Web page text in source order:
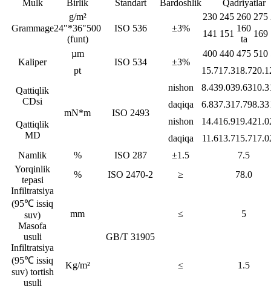
Mulk Birlik Standart Bardoshlik Qadriyatlar
Grammage
g/m²
ISO 536
±3%
230 245 260 275
24"*36"500
(funt)
141 151
160
ta
169
Kaliper
µm
ISO 534
±3%
400 440 475 510
pt
15.717.318.720.1
Qattiqlik
CDsi
mN*m
ISO 2493
nishon 8.439.039.6310.3
daqiqa
6.837.31 7.798.33
Qattiqlik
MD
nishon 14.416.919.421.0
daqiqa
11.613.715.717.0
Namlik
% ISO 287 ±1.5
7.5
Yorqinlik
tepasi
% ISO 2470-2 ≥
78.0
Infiltratsiya
(95℃ issiq
suv)
Masofa
usuli
mm
GB/T 31905
≤ 5
Infiltratsiya
(95℃ issiq
suv) tortish
usuli
Kg/m² ≤ 1.5